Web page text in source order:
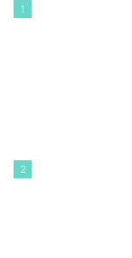
1
2